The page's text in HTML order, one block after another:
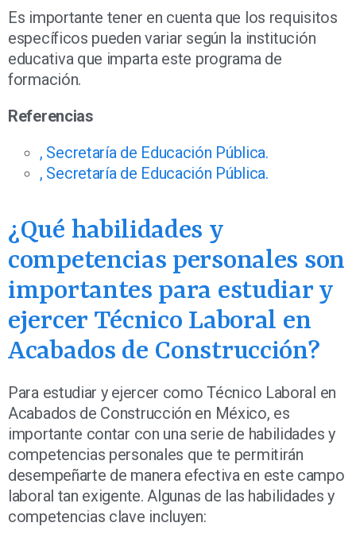
Es importante tener en cuenta que los requisitos
específicos pueden variar según la institución
educativa que imparta este programa de
formación.
Referencias
, Secretaría de Educación Pública.
, Secretaría de Educación Pública.
¿Qué habilidades y
competencias personales son
importantes para estudiar y
ejercer Técnico Laboral en
Acabados de Construcción?
Para estudiar y ejercer como Técnico Laboral en
Acabados de Construcción en México, es
importante contar con una serie de habilidades y
competencias personales que te permitirán
desempeñarte de manera efectiva en este campo
laboral tan exigente. Algunas de las habilidades y
competencias clave incluyen: